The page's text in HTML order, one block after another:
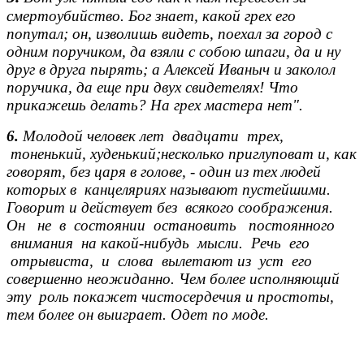
смертоубийство. Бог знает, какой грех его
попутал; он, изволишь видеть, поехал за город с
одним поручиком, да взяли с собою шпаги, да и ну
друг в друга пырять; а Алексей Иваныч и заколол
поручика, да еще при двух свидетелях! Что
прикажешь делать? На грех мастера нет".
6. Молодой человек лет двадцати трех,
тоненький, худенький;несколько приглуповат и, как
говорят, без царя в голове, - один из тех людей
которых в канцеляриях называют пустейшими.
Говорит и действует без всякого соображения.
Он не в состоянии остановить постоянного
внимания на какой-нибудь мысли. Речь его
отрывиста, и слова вылетают из уст его
совершенно неожиданно. Чем более исполняющий
эту роль покажет чистосердечия и простоты,
тем более он выиграет. Одет по моде.